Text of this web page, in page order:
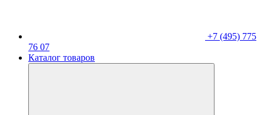
+7 (495) 775
76 07
Каталог товаров